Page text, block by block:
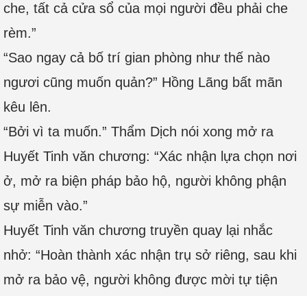
che, tất cả cửa sổ của mọi người đều phải che
rèm.”
“Sao ngay cả bố trí gian phòng như thế nào
ngươi cũng muốn quản?” Hồng Lãng bất mãn
kêu lên.
“Bởi vì ta muốn.” Thẩm Dịch nói xong mở ra
Huyết Tinh văn chương: “Xác nhận lựa chọn nơi
ở, mở ra biện pháp bảo hộ, người không phận
sự miễn vào.”
Huyết Tinh văn chương truyền quay lại nhắc
nhở: “Hoàn thành xác nhận trụ sở riêng, sau khi
mở ra bảo vệ, người không được mời tự tiện